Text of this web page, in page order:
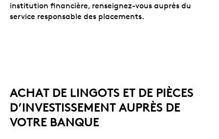
institution financière, renseignez-vous auprès du
service responsable des placements.
ACHAT DE LINGOTS ET DE PIÈCES
D’INVESTISSEMENT AUPRÈS DE
VOTRE BANQUE